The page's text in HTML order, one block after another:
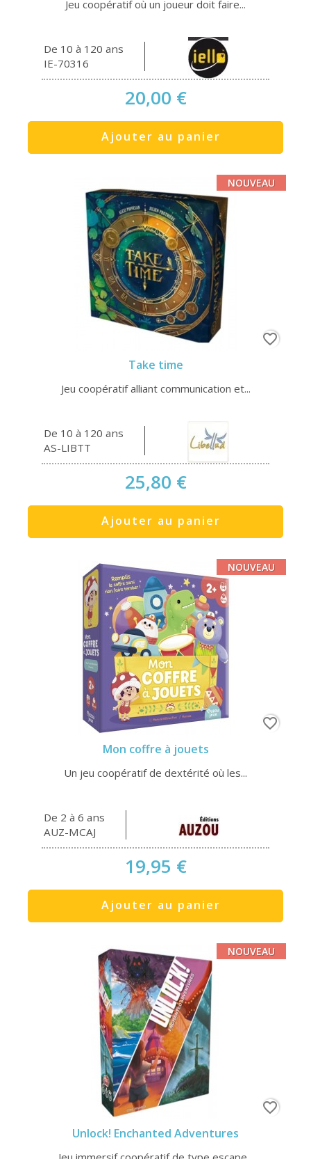
Jeu coopératif où un joueur doit faire...
De 10 à 120 ans
IE-70316
20,00 €
Ajouter au panier
Take time
Jeu coopératif alliant communication et...
De 10 à 120 ans
AS-LIBTT
25,80 €
Ajouter au panier
NOUVEAU
favorite_border
Mon coffre à jouets
Un jeu coopératif de dextérité où les...
De 2 à 6 ans
AUZ-MCAJ
19,95 €
Ajouter au panier
NOUVEAU
favorite_border
Unlock! Enchanted Adventures
NOUVEAU
favorite_border